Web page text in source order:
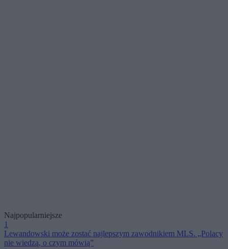
Najpopularniejsze
1
Lewandowski może zostać najlepszym zawodnikiem MLS. „Polacy
nie wiedzą, o czym mówią”